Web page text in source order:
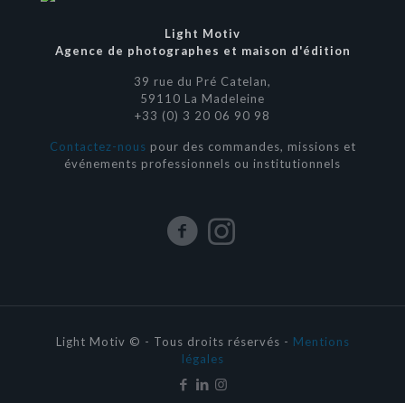
Light Motiv
Agence de photographes et maison d'édition
39 rue du Pré Catelan,
59110 La Madeleine
+33 (0) 3 20 06 90 98
Contactez-nous pour des commandes, missions et
événements professionnels ou institutionnels
Light Motiv © - Tous droits réservés - Mentions
légales